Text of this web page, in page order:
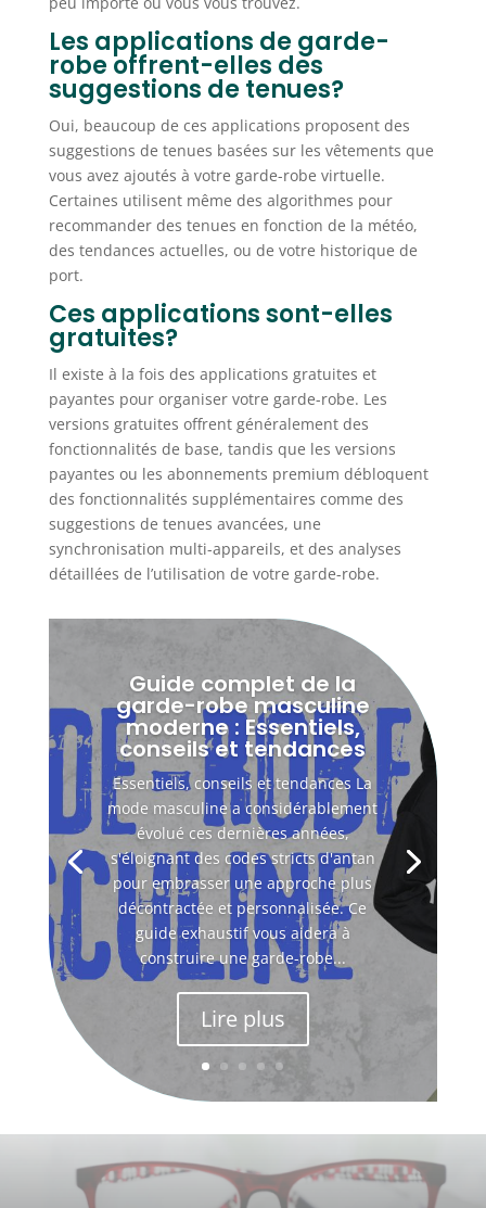
Les applications de garde-
robe offrent-elles des
suggestions de tenues?
Oui, beaucoup de ces applications proposent des
suggestions de tenues basées sur les vêtements que
vous avez ajoutés à votre garde-robe virtuelle.
Certaines utilisent même des algorithmes pour
recommander des tenues en fonction de la météo,
des tendances actuelles, ou de votre historique de
port.
Ces applications sont-elles
gratuites?
Il existe à la fois des applications gratuites et
payantes pour organiser votre garde-robe. Les
versions gratuites offrent généralement des
fonctionnalités de base, tandis que les versions
payantes ou les abonnements premium débloquent
des fonctionnalités supplémentaires comme des
suggestions de tenues avancées, une
synchronisation multi-appareils, et des analyses
détaillées de l’utilisation de votre garde-robe.
Guide complet de la
garde-robe masculine
moderne : Essentiels,
conseils et tendances
Essentiels, conseils et tendances La
mode masculine a considérablement
évolué ces dernières années,
s'éloignant des codes stricts d'antan
pour embrasser une approche plus
décontractée et personnalisée. Ce
guide exhaustif vous aidera à
construire une garde-robe...
Lire plus